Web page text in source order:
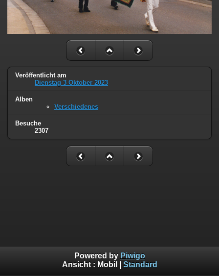
Veröffentlicht am
Dienstag 3 Oktober 2023
Alben
Verschiedenes
Besuche
2307
Powered by Piwigo
Ansicht : Mobil Standard